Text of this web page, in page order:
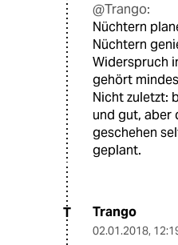
@Trango:
Nüchtern
Nüchtern
Widerspruch
gehört
Nicht zuletzt:
und gut, aber
geschehen
geplant.
T Trango
02.01.2018,